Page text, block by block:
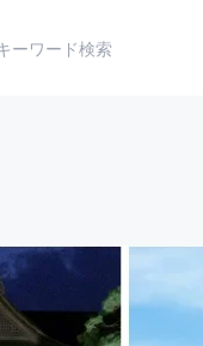
アート・写真